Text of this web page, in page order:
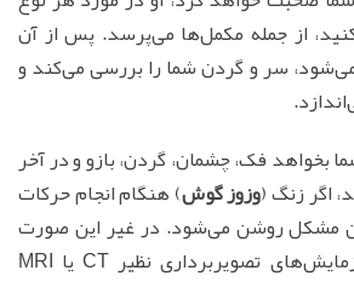
از جمله مکمل‌ها می‌پرسد. پس از آن
سر و گردن شما را بررسی می‌کند و
فک، چشمان، گردن، بازو و در آخر
اگر زنگ (وزوز گوش) هنگام انجام حرکات
مشکل روشن می‌شود. در غیر این صورت
ممکن است نیاز به آزمایش‌های تصویربرداری نظیر CT یا MRI